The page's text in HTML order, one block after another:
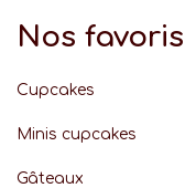
Nos favoris
Cupcakes
Minis cupcakes
Gâteaux